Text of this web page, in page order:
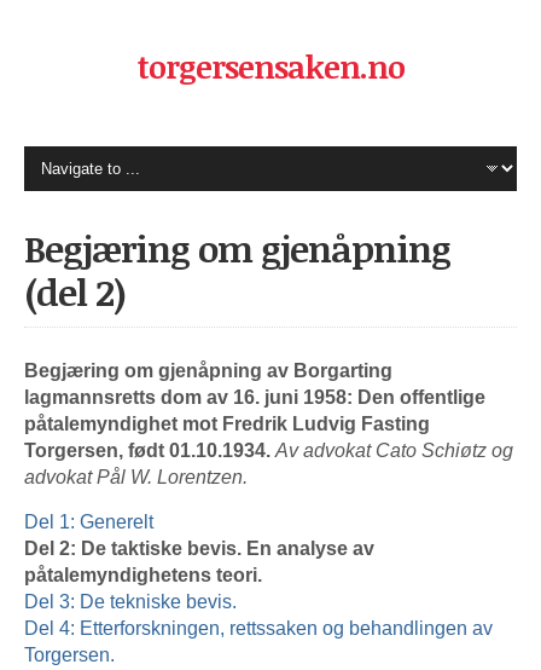
torgersensaken.no
Begjæring om gjenåpning
(del 2)
Begjæring om gjenåpning av Borgarting
lagmannsretts dom av 16. juni 1958: Den offentlige
påtalemyndighet mot Fredrik Ludvig Fasting
Torgersen, født 01.10.1934. Av advokat Cato Schiøtz og
advokat Pål W. Lorentzen.
Del 1: Generelt
Del 2: De taktiske bevis. En analyse av
påtalemyndighetens teori.
Del 3: De tekniske bevis.
Del 4: Etterforskningen, rettssaken og behandlingen av
Torgersen.